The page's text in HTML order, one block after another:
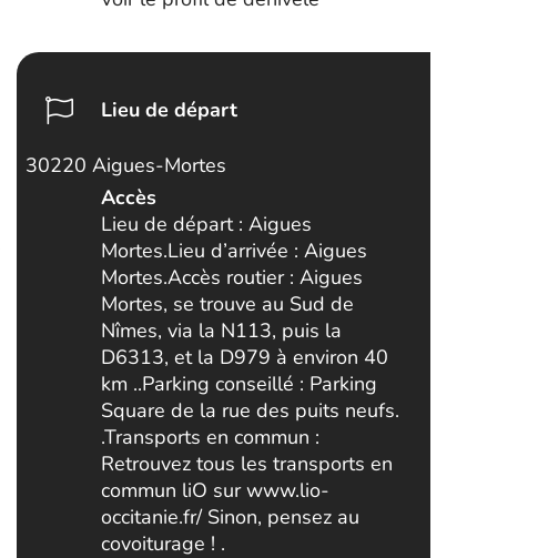
Lieu de départ
30220 Aigues-Mortes
Accès
Lieu de départ : Aigues
Mortes.Lieu d’arrivée : Aigues
Mortes.Accès routier : Aigues
Mortes, se trouve au Sud de
Nîmes, via la N113, puis la
D6313, et la D979 à environ 40
km ..Parking conseillé : Parking
Square de la rue des puits neufs.
.Transports en commun :
Retrouvez tous les transports en
commun liO sur www.lio-
occitanie.fr/ Sinon, pensez au
covoiturage ! .